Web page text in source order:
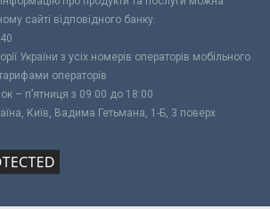
сайті відповідного банку.
України з усіх номерів операторів мобільного
операторів
– п’ятниця з 09:00 до 18:00
Київ, Вадима Гетьмана, 1-Б, 3 поверх